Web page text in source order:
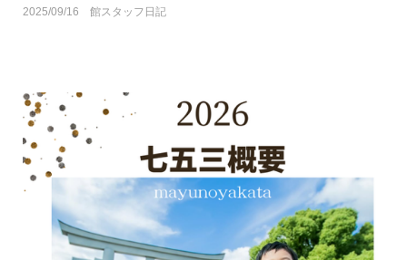
2025/09/16 館スタッフ日記